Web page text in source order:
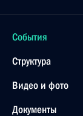
События
Структура
Видео и фото
Документы